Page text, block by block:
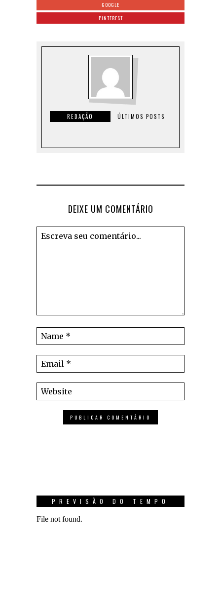
GOOGLE
PINTEREST
REDAÇÃO ÚLTIMOS POSTS
DEIXE UM COMENTÁRIO
PREVISÃO DO TEMPO